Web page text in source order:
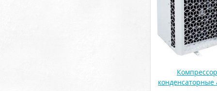
конденсаторные